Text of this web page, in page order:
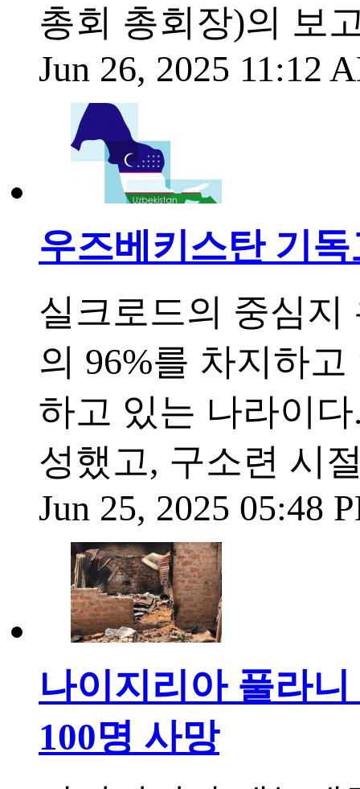
총회 총회장)의 보
Jun 26, 2025 11:12
우즈베키스탄 기
실크로드의 중심
의 96%를 차지하
하고 있는 나라이
성했고, 구소련 시
Jun 25, 2025 05:48
나이지리아 풀라
100명 사망